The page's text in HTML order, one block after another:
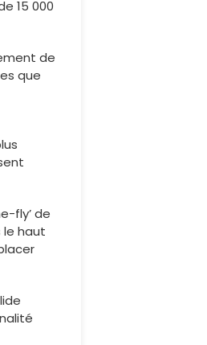
15 000
de
que
fly’ de
le haut